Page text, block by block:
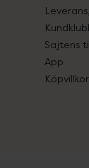
Sajtens
App
Köpvillkor